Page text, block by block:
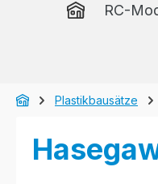
RC-
Plastikbausätze